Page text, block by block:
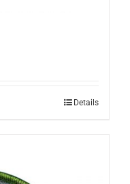
Details